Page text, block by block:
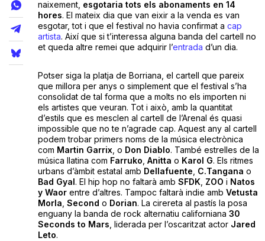
La Llista
Llocs
naixement, esgotaria tots els abonaments en 14
hores. El mateix dia que van eixir a la venda es van
esgotar, tot i que el festival no havia confirmat a cap
artista. Així que si t’interessa alguna banda del cartell no
et queda altre remei que adquirir l’entrada d’un dia.
Potser siga la platja de Borriana, el cartell que pareix
que millora per anys o simplement que el festival s’ha
consolidat de tal forma que a molts no els importen ni
els artistes que veuran. Tot i això, amb la quantitat
d’estils que es mesclen al cartell de l’Arenal és quasi
impossible que no te n’agrade cap. Aquest any al cartell
podem trobar primers noms de la música electrònica
com Martin Garrix, o Don Diablo. També estrelles de la
música llatina com Farruko Anitta o Karol G. Els ritmes
urbans d’àmbit estatal amb Dellafuente C.Tangana o
Bad Gyal. El hip hop no faltarà amb SFDK ZOO i Natos
y Waorentre d’altres. Tampoc faltarà indie amb Vetusta
Morla Second o Dorian. La cirereta al pastís la posa
enguany la banda de rock alternatiu californiana 30
Seconds to Mars , liderada per l’oscaritzat actor Jared
Leto.